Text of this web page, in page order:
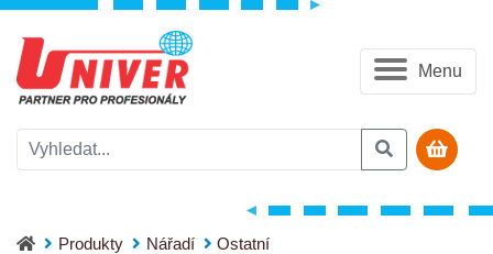
Menu
Produkty Nářadí Ostatní
Hydraulický trhák matic HHQ-24B